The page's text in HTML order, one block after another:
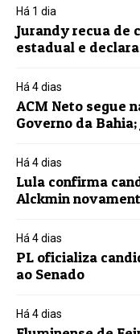
Há 1 dia
Jurandy recua de
estadual e
Há 4 dias
ACM Neto segue
Governo da
Há 4 dias
Lula confirma
Alckmin
Há 4 dias
PL oficializa
ao Senado
Há 4 dias